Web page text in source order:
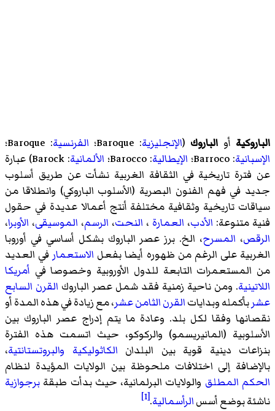
الباروكية أو الباروك (الإنجليزية: Baroque؛ الفرنسية: Baroque؛
الإسبانية: Barroco؛ الإيطالية: Barocco؛ الألمانية
: Barock) عبارة
عن فترة تاريخية في الثقافة الغربية نشأت عن طريق أسلوب
جديد في فهم الفنون البصرية (الأسلوب الباروكي) وانطلاقا من
سياقات تاريخية وثقافية مختلفة أنتج أعمالا عديدة في حقول
فنية متنوعة: الأدب، العمارة ، النحت، الرسم، الموسيقى، الأوبرا،
الرقص، المسرح، الخ. برز عصر الباروك بشكل أساسي في أوروبا
الغربية على الرغم من ظهوره أيضا بفعل الاستعمار في العديد
من المستعمرات التابعة للدول الأوروبية وخصوصا في أمريكا
اللاتينية. ومن ناحية زمنية فقد شمل عصر الباروك القرن السابع
عشربأكمله وبداياتالقرن الثامن عشر، مع زيادة في هذه المدة أو
نقصانها وفقا لكل بلد. وعادة ما يتم إدراج عصر الباروك بين
الأسلوبية (المانيريسمو) والركوكو، حيث اتسمت هذه الفترة
بنزاعات دينية قوية بين البلدان الكاثوليكية والبروتستانتية،
بالإضافة إلى اختلافات ملحوظة بين الولايات المؤيدة لنظام
الحكم المطلق والولايات البرلمانية، حيث بدأت طبقة برجوازية
ناشئة بوضع أسسالرأسمالية.
[1]